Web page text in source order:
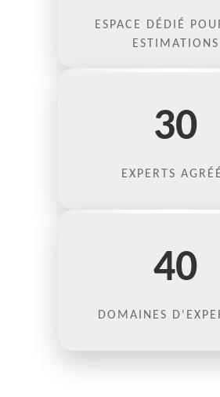
ESPACE DÉDIÉ
ESTIMATIONS
30
EXPERTS
40
DOMAINES